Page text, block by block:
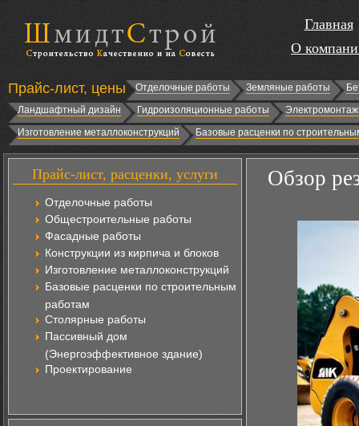
Главная
О
Прайс-лист, цены Отделочные работы Земляные работы
Ландшафтный дизайн
Гидроизоляционные работы
Изготовление металлоконструкций
Базовые расценки по
Прайс-лист, расценки, услуги
Отделочные работы
Общестроительные работы
Фасадные работы
Конструкции из кирпича и блоков
Изготовление металлоконструкций
Базовые расценки по строительным
работам
Столярные работы
Пассивный дом
(Энергоэффективное здание)
Проектирование
Обзор